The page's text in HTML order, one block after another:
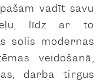
vadīt savu
līdz ar to
solis modernas
veidošanā,
darba tirgus